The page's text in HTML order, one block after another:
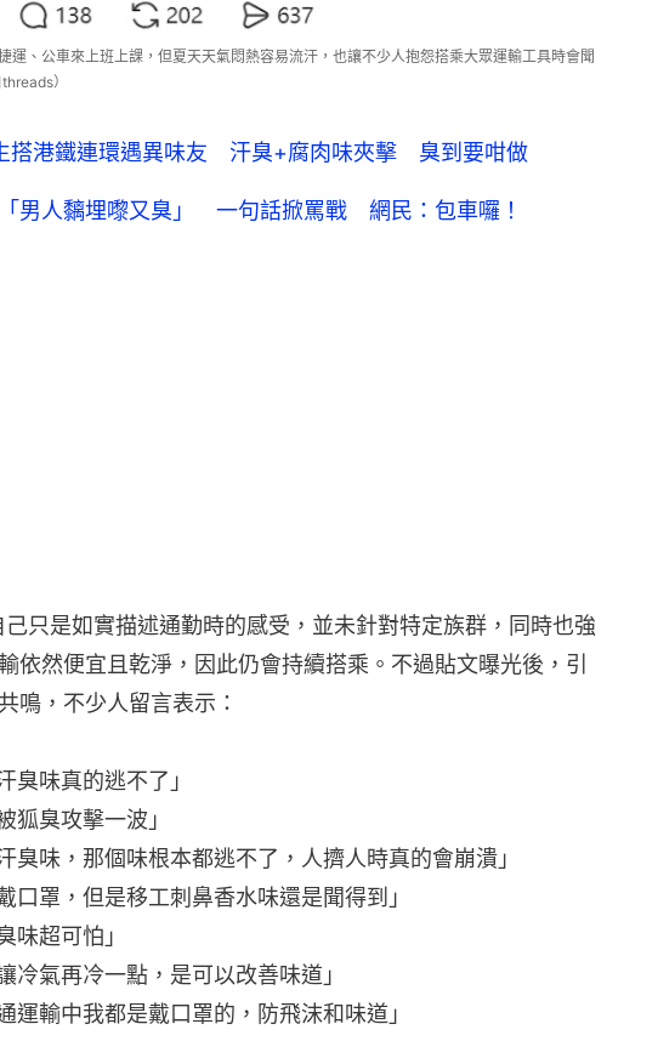
運、公車來上班上課，但夏天天氣悶熱容易流汗，也讓不少人抱怨搭乘大眾運輸工具時會聞
）
搭港鐵連環遇異味友 汗臭+腐肉味夾擊 臭到要咁做
男人黐埋嚟又臭」 一句話掀罵戰 網民：包車囉！
己只是如實描述通勤時的感受，並未針對特定族群，同時也強
依然便宜且乾淨，因此仍會持續搭乘。不過貼文曝光後，引
鳴，不少人留言表示：
臭味真的逃不了」
狐臭攻擊一波」
臭味，那個味根本都逃不了，人擠人時真的會崩潰」
口罩，但是移工刺鼻香水味還是聞得到」
味超可怕」
冷氣再冷一點，是可以改善味道」
運輸中我都是戴口罩的，防飛沫和味道」